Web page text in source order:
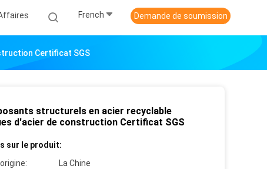
French Demande de soumission
Certificat SGS
structurels en acier recyclable
d'acier de construction Certificat SGS
sur le produit:
La Chine